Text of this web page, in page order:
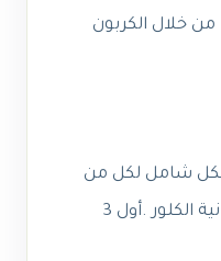
من خلال الكربون
شامل لكل من
المرحلتين الاولى الشوائب والثانية الكلور .أول 3